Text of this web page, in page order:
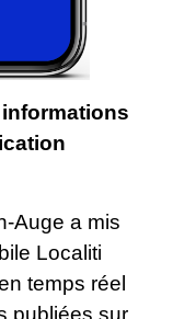
Auge a mis
Localiti
temps réel
publiées sur